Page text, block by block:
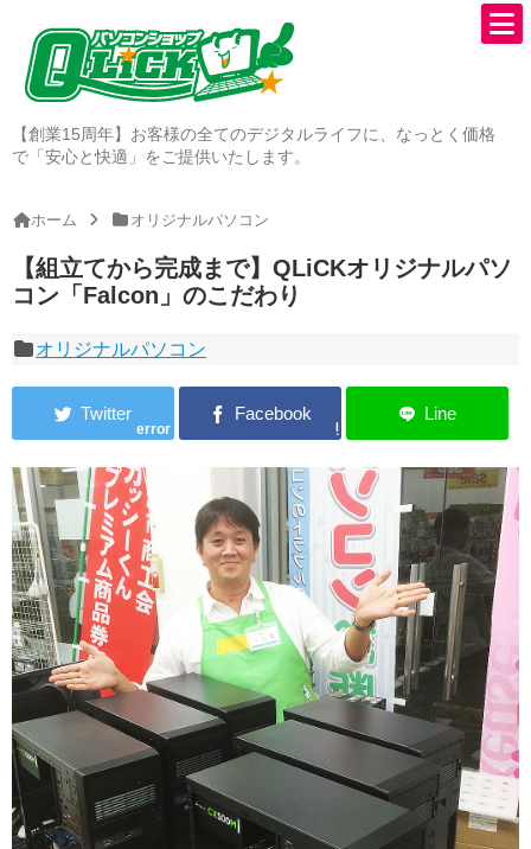
【創業15周年】お客様の全てのデジタルライフに、なっとく価格
で「安心と快適」をご提供いたします。
ホーム オリジナルパソコン
【組立てから完成まで】QLiCKオリジナルパソ
コン「Falcon」のこだわり
オリジナルパソコン
error